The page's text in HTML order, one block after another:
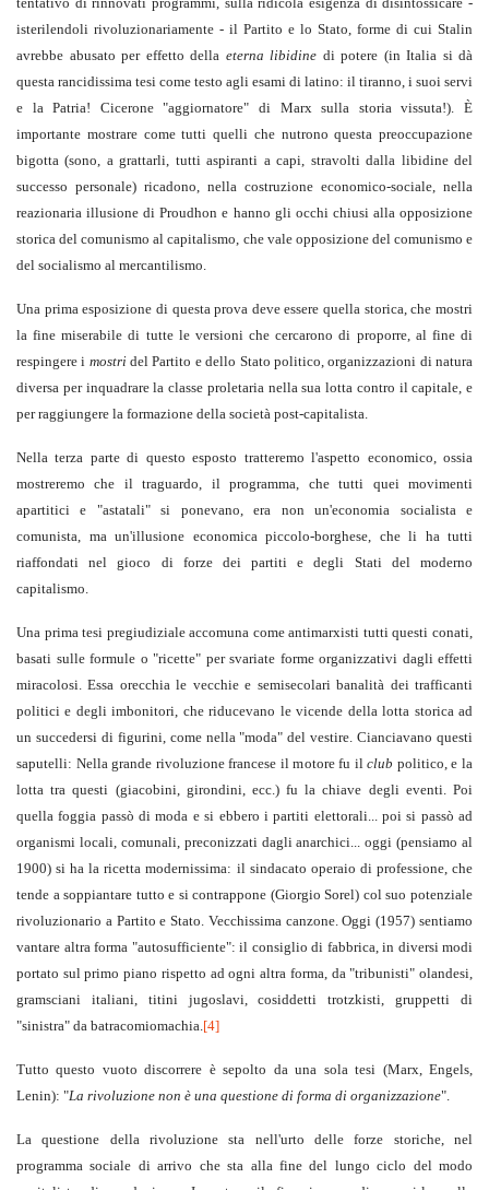
isterilendoli rivoluzionariamente - il Partito e lo Stato, forme di cui Stalin
avrebbe abusato per effetto della eterna libidine di potere (in Italia si dà
questa rancidissima tesi come testo agli esami di latino: il tiranno, i suoi servi
e la Patria! Cicerone "aggiornatore" di Marx sulla storia vissuta!). È
importante mostrare come tutti quelli che nutrono questa preoccupazione
bigotta (sono, a grattarli, tutti aspiranti a capi, stravolti dalla libidine del
successo personale) ricadono, nella costruzione economico-sociale, nella
reazionaria illusione di Proudhon e hanno gli occhi chiusi alla opposizione
storica del comunismo al capitalismo, che vale opposizione del comunismo e
del socialismo al mercantilismo.
Una prima esposizione di questa prova deve essere quella storica, che mostri
la fine miserabile di tutte le versioni che cercarono di proporre, al fine di
respingere i mostri del Partito e dello Stato politico, organizzazioni di natura
diversa per inquadrare la classe proletaria nella sua lotta contro il capitale, e
per raggiungere la formazione della società post-capitalista.
Nella terza parte di questo esposto tratteremo l'aspetto economico, ossia
mostreremo che il traguardo, il programma, che tutti quei movimenti
apartitici e "astatali" si ponevano, era non un'economia socialista e
comunista, ma un'illusione economica piccolo-borghese, che li ha tutti
riaffondati nel gioco di forze dei partiti e degli Stati del moderno
capitalismo.
Una prima tesi pregiudiziale accomuna come antimarxisti tutti questi conati,
basati sulle formule o "ricette" per svariate forme organizzativi dagli effetti
miracolosi. Essa orecchia le vecchie e semisecolari banalità dei trafficanti
politici e degli imbonitori, che riducevano le vicende della lotta storica ad
un succedersi di figurini, come nella "moda" del vestire. Cianciavano questi
saputelli: Nella grande rivoluzione francese il motore fu ilclub politico, e la
lotta tra questi (giacobini, girondini, ecc.) fu la chiave degli eventi. Poi
quella foggia passò di moda e si ebbero i partiti elettorali... poi si passò ad
organismi locali, comunali, preconizzati dagli anarchici... oggi (pensiamo al
1900) si ha la ricetta modernissima: il sindacato operaio di professione, che
tende a soppiantare tutto e si contrappone (Giorgio Sorel) col suo potenziale
rivoluzionario a Partito e Stato. Vecchissima canzone. Oggi (1957) sentiamo
vantare altra forma "autosufficiente": il consiglio di fabbrica, in diversi modi
portato sul primo piano rispetto ad ogni altra forma, da "tribunisti" olandesi,
gramsciani italiani, titini jugoslavi, cosiddetti trotzkisti, gruppetti di
"sinistra" da batracomiomachia.[4]
Tutto questo vuoto discorrere è sepolto da una sola tesi (Marx, Engels,
Lenin): "La rivoluzione non è una questione di forma di organizzazione".
La questione della rivoluzione sta nell'urto delle forze storiche, nel
programma sociale di arrivo che sta alla fine del lungo ciclo del modo